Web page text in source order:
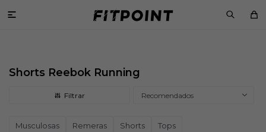

Shorts Reebok Running
Recomendados
Musculosas Remeras Shorts Tops